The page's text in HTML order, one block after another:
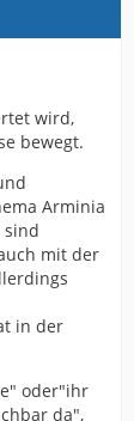
wird,
bewegt.
Arminia
sind
mit der
in der
oder"ihr
da",